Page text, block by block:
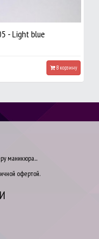
- Light blue
В корзину
маникюра...
офертой.